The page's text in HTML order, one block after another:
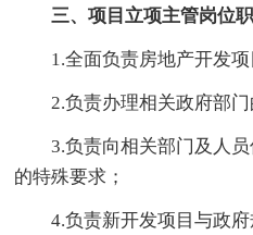
三、项目立项主管岗位
1.全面负责房地产开发项
2.负责办理相关政府部门
3.负责向相关部门及人员
的特殊要求；
4.负责新开发项目与政府